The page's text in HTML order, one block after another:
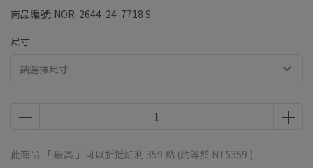
商品編號: NOR-2644-24-7718 S
尺寸
請選擇尺寸
此商品 「 最高 」可以折抵紅利 359 點 (約等於 NT$359 )